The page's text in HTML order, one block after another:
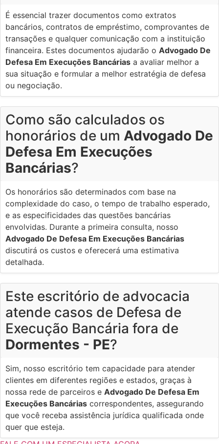
É essencial trazer documentos como extratos
bancários, contratos de empréstimo, comprovantes de
transações e qualquer comunicação com a instituição
financeira. Estes documentos ajudarão o Advogado De
Defesa Em Execuções Bancárias a avaliar melhor a
sua situação e formular a melhor estratégia de defesa
ou negociação.
Como são calculados os
honorários de um Advogado De
Defesa Em Execuções
Bancárias?
Os honorários são determinados com base na
complexidade do caso, o tempo de trabalho esperado,
e as especificidades das questões bancárias
envolvidas. Durante a primeira consulta, nosso
Advogado De Defesa Em Execuções Bancárias
discutirá os custos e oferecerá uma estimativa
detalhada.
Este escritório de advocacia
atende casos de Defesa de
Execução Bancária fora de
Dormentes - PE?
Sim, nosso escritório tem capacidade para atender
clientes em diferentes regiões e estados, graças à
nossa rede de parceiros e Advogado De Defesa Em
Execuções Bancárias correspondentes, assegurando
que você receba assistência jurídica qualificada onde
quer que esteja.